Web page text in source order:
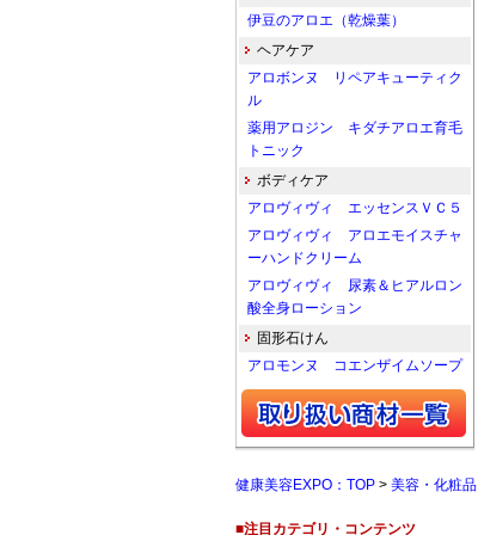
伊豆のアロエ（乾燥葉）
ヘアケア
アロボンヌ リペアキューティク
ル
薬用アロジン キダチアロエ育毛
トニック
ボディケア
アロヴィヴィ エッセンスＶＣ５
アロヴィヴィ アロエモイスチャ
ーハンドクリーム
アロヴィヴィ 尿素＆ヒアルロン
酸全身ローション
固形石けん
アロモンヌ コエンザイムソープ
健康美容EXPO：TOP > 美容・化粧品
■注目カテゴリ・コンテンツ